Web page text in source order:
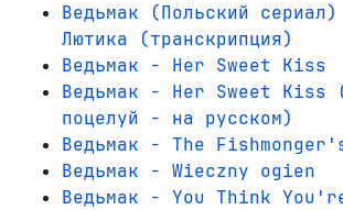
Ведьмак (Польский
Лютика (транскрипция)
Ведьмак - Her Sweet Kiss
Ведьмак - Her Sweet Kiss
поцелуй - на русском)
Ведьмак - The
Ведьмак - Wieczny ogien
Ведьмак - You Think